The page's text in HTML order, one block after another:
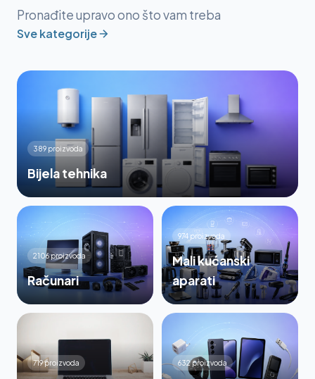
Pronađite upravo ono što vam treba
Sve kategorije
389 proizvoda
Bijela tehnika
2106 proizvoda
Računari
974 proizvoda
Mali kućanski
aparati
719 proizvoda 632 proizvoda